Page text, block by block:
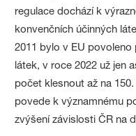
regulace dochází k
konvenčních účinných
2011 bylo v EU povoleno
látek, v roce 2022 už jen
počet klesnout až na
povede k významnému
zvýšení závislosti ČR na